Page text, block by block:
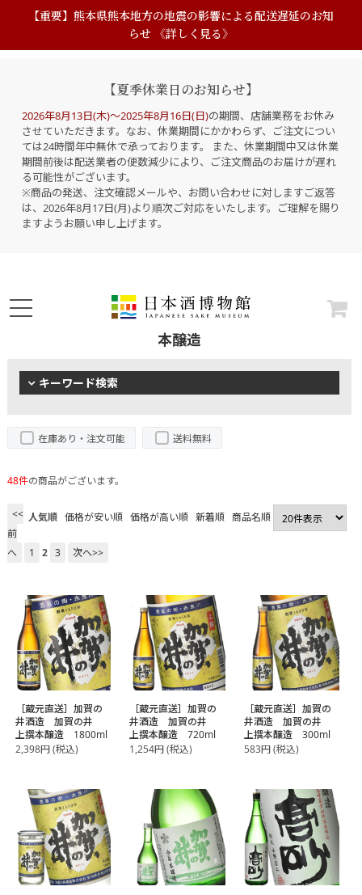
【重要】熊本県熊本地方の地震の影響による配送遅延のお知
らせ 《詳しく見る》
【夏季休業日のお知らせ】
2026年8月13日(木)～2025年8月16日(日)の期間、店舗業務をお休み
させていただきます。なお、休業期間にかかわらず、ご注文につい
ては24時間年中無休で承っております。 また、休業期間中又は休業
期間前後は配送業者の便数減少により、ご注文商品のお届けが遅れ
る可能性がございます。
※商品の発送、注文確認メールや、お問い合わせに対しますご返答
は、2026年8月17日(月)より順次ご対応をいたします。ご理解を賜り
ますようお願い申し上げます。
本醸造
キーワード検索
在庫あり・注文可能 送料無料
48件の商品がございます。
人気順 価格が安い順 価格が高い順 新着順 商品名順
<<
前
へ
1 2 3 次へ>>
［蔵元直送］加賀の
井酒造 加賀の井
上撰本醸造 1800ml
2,398円(税込)
［蔵元直送］加賀の
井酒造 加賀の井
上撰本醸造 720ml
1,254円(税込)
［蔵元直送］加賀の
井酒造 加賀の井
上撰本醸造 300ml
583円(税込)